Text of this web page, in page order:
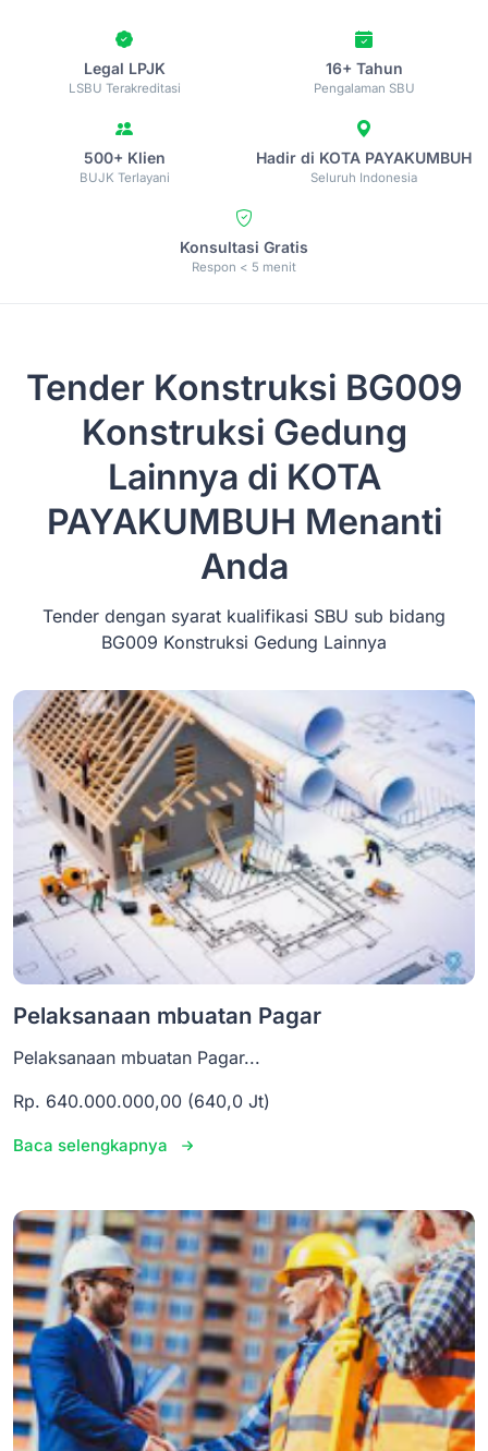
Legal LPJK
LSBU Terakreditasi
16+ Tahun
Pengalaman SBU
500+ Klien
BUJK Terlayani
Hadir di KOTA PAYAKUMBUH
Seluruh Indonesia
Konsultasi Gratis
Respon < 5 menit
Tender Konstruksi BG009
Konstruksi Gedung
Lainnya di KOTA
PAYAKUMBUH Menanti
Anda
Tender dengan syarat kualifikasi SBU sub bidang
BG009 Konstruksi Gedung Lainnya
Pelaksanaan mbuatan Pagar
Pelaksanaan mbuatan Pagar...
Rp. 640.000.000,00 (640,0 Jt)
Baca selengkapnya